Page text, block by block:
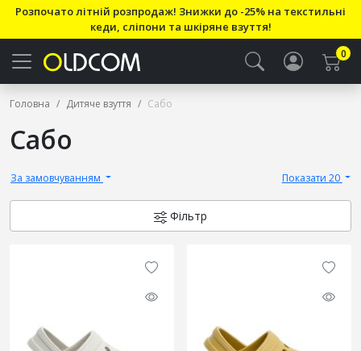
Розпочато літній розпродаж! Знижки до -25% на текстильні
кеди, сліпони та шкіряне взуття!
0
Головна Дитяче взуття Сабо
Сабо
За замовчуванням Показати 20
Фільтр